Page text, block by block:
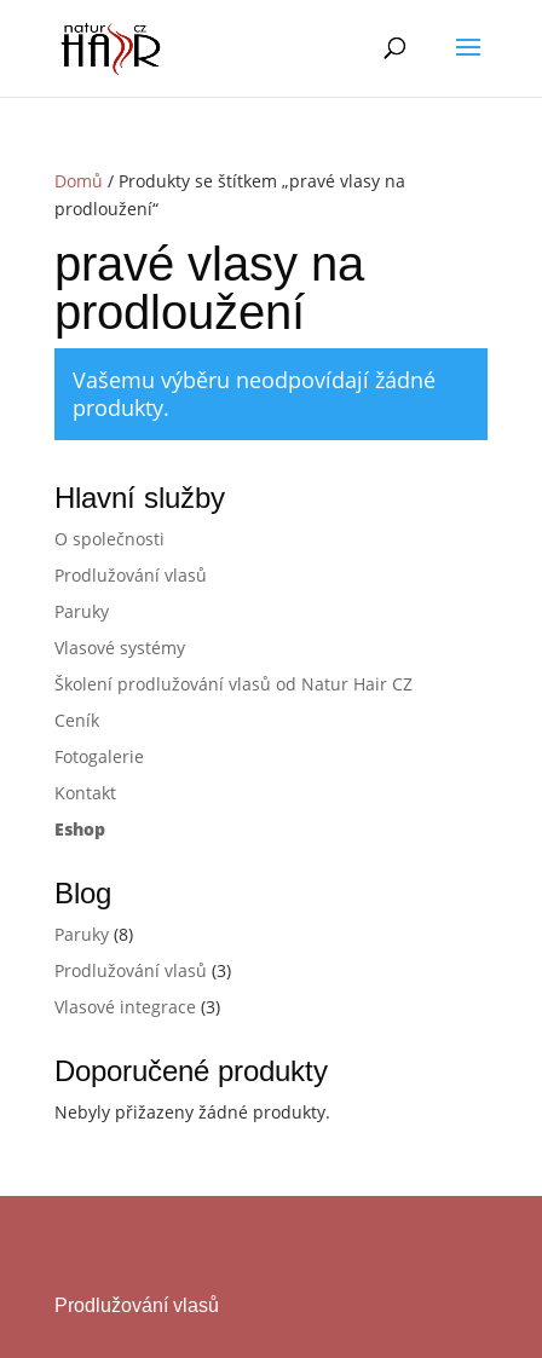
Domů / Produkty se štítkem „pravé vlasy na
prodloužení“
pravé vlasy na
prodloužení
Vašemu výběru neodpovídají žádné
produkty.
Hlavní služby
O společnosti
Prodlužování vlasů
Paruky
Vlasové systémy
Školení prodlužování vlasů od Natur Hair CZ
Ceník
Fotogalerie
Kontakt
Eshop
Blog
Paruky(8)
Prodlužování vlasů (3)
Vlasové integrace (3)
Doporučené produkty
Nebyly přižazeny žádné produkty.
Prodlužování vlasů